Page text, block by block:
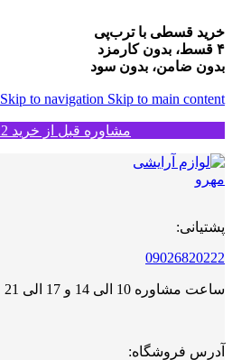
خرید قسطی با ترب‌پی
۴ قسط، بدون کارمزد
بدون ضامن، بدون سود
Skip to navigation Skip to main content
مشاوره قبل از خرید 09026820222
پشتیانی:
09026820222
ساعت مشاوره 10 الی 14 و 17 الی 21
آدرس فروشگاه: